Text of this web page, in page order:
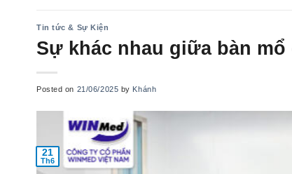
Tin tức & Sự Kiện
Sự khác nhau giữa bàn
Posted on 21/06/2025 by Khánh
21
Th6